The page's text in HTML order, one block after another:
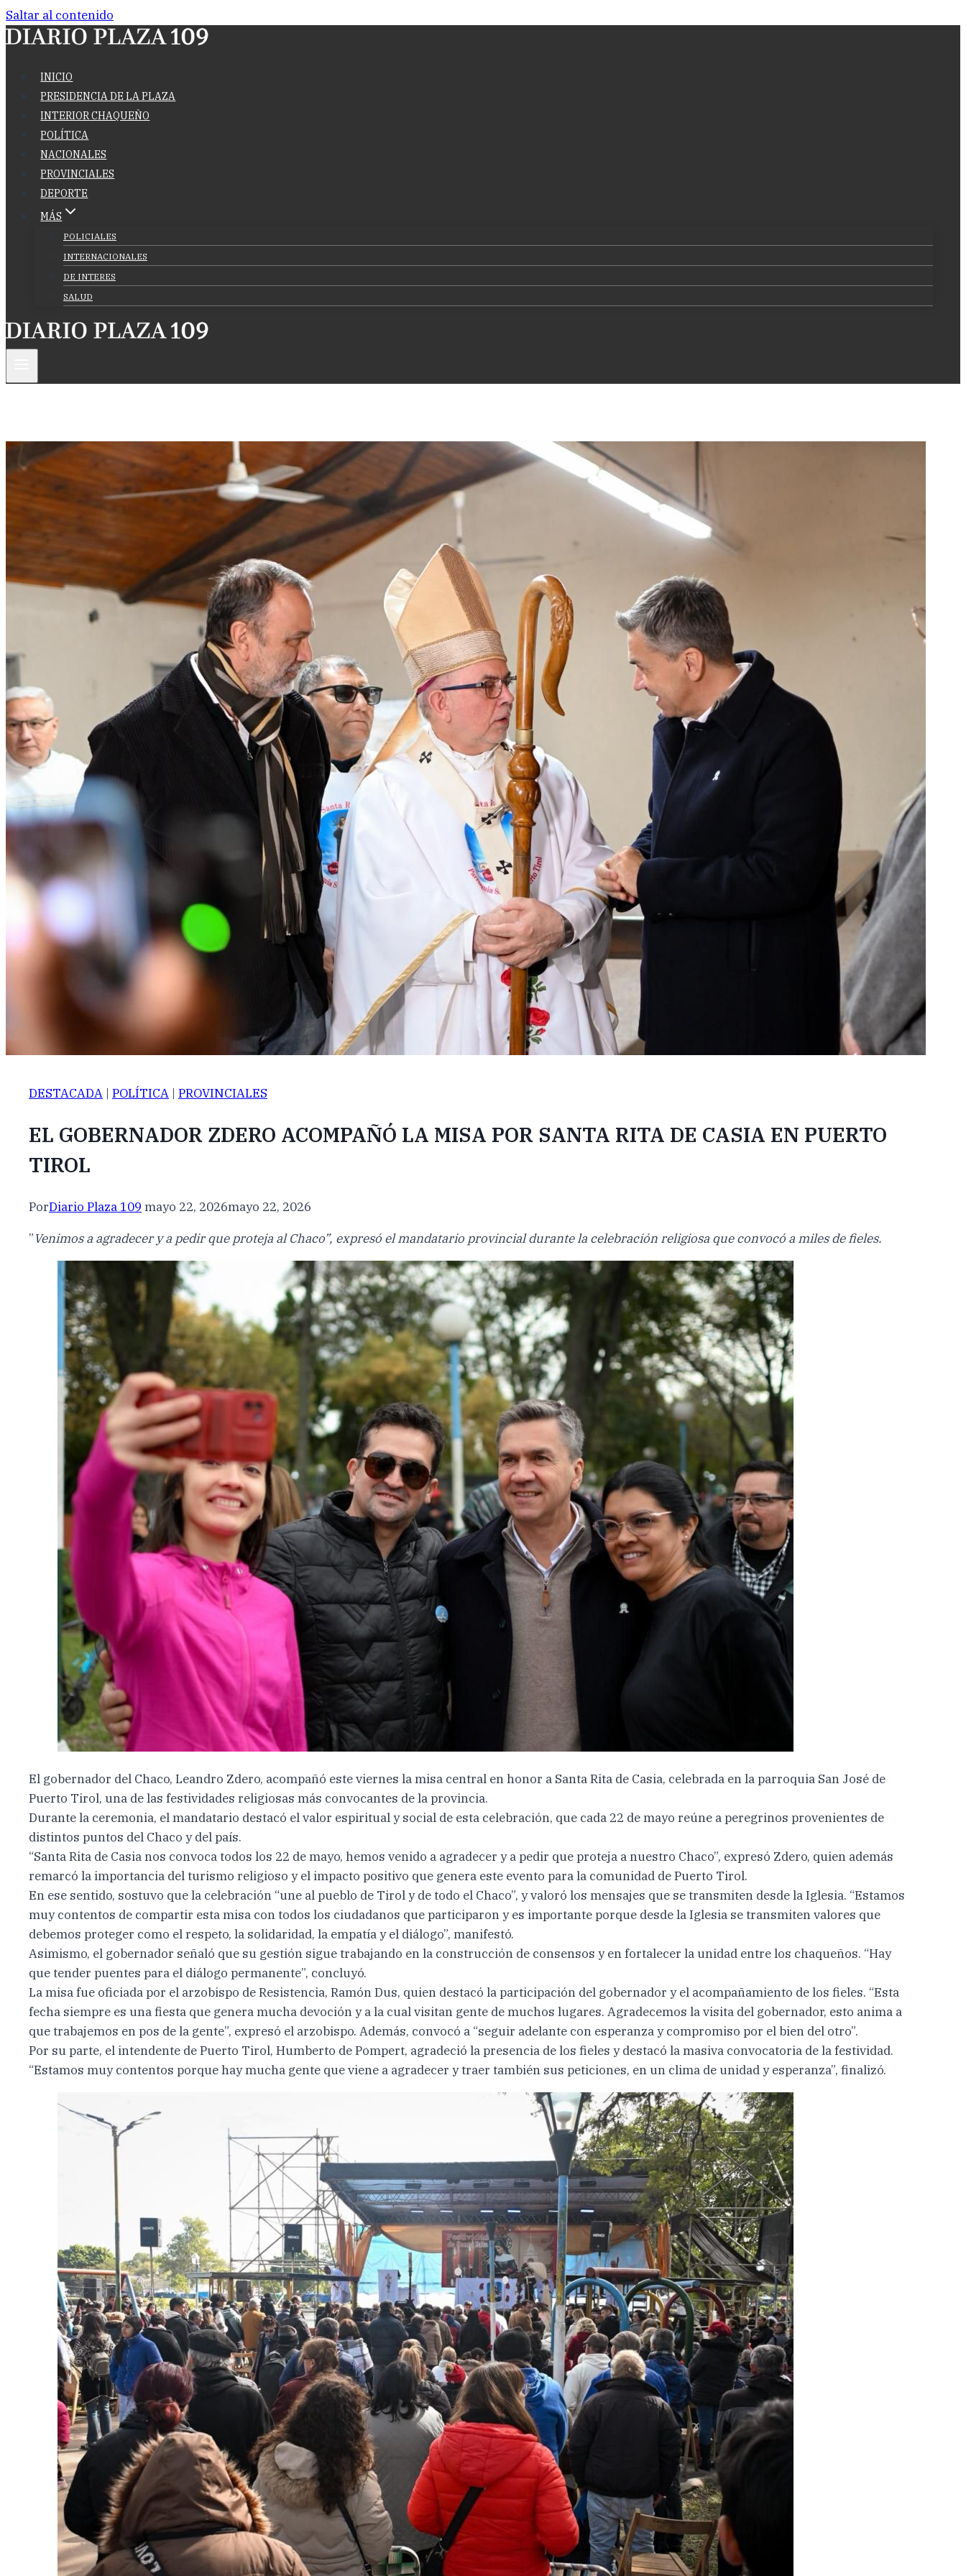
Saltar al contenido
INICIO
PRESIDENCIA DE LA PLAZA
INTERIOR CHAQUEÑO
POLÍTICA
NACIONALES
PROVINCIALES
DEPORTE
MÁS
POLICIALES
INTERNACIONALES
DE INTERES
SALUD
DESTACADA | POLÍTICA | PROVINCIALES
EL GOBERNADOR ZDERO ACOMPAÑÓ LA MISA POR SANTA RITA DE CASIA EN PUERTO
TIROL
PorDiario Plaza 109 mayo 22, 2026mayo 22, 2026
”Venimos a agradecer y a pedir que proteja al Chaco”, expresó el mandatario provincial durante la celebración religiosa que convocó a miles de fieles.
El gobernador del Chaco, Leandro Zdero, acompañó este viernes la misa central en honor a Santa Rita de Casia, celebrada en la parroquia San José de
Puerto Tirol, una de las festividades religiosas más convocantes de la provincia.
Durante la ceremonia, el mandatario destacó el valor espiritual y social de esta celebración, que cada 22 de mayo reúne a peregrinos provenientes de
distintos puntos del Chaco y del país.
“Santa Rita de Casia nos convoca todos los 22 de mayo, hemos venido a agradecer y a pedir que proteja a nuestro Chaco”, expresó Zdero, quien además
remarcó la importancia del turismo religioso y el impacto positivo que genera este evento para la comunidad de Puerto Tirol.
En ese sentido, sostuvo que la celebración “une al pueblo de Tirol y de todo el Chaco”, y valoró los mensajes que se transmiten desde la Iglesia. “Estamos
muy contentos de compartir esta misa con todos los ciudadanos que participaron y es importante porque desde la Iglesia se transmiten valores que
debemos proteger como el respeto, la solidaridad, la empatía y el diálogo”, manifestó.
Asimismo, el gobernador señaló que su gestión sigue trabajando en la construcción de consensos y en fortalecer la unidad entre los chaqueños. “Hay
que tender puentes para el diálogo permanente”, concluyó.
La misa fue oficiada por el arzobispo de Resistencia, Ramón Dus, quien destacó la participación del gobernador y el acompañamiento de los fieles. “Esta
fecha siempre es una fiesta que genera mucha devoción y a la cual visitan gente de muchos lugares. Agradecemos la visita del gobernador, esto anima a
que trabajemos en pos de la gente”, expresó el arzobispo. Además, convocó a “seguir adelante con esperanza y compromiso por el bien del otro”.
Por su parte, el intendente de Puerto Tirol, Humberto de Pompert, agradeció la presencia de los fieles y destacó la masiva convocatoria de la festividad.
“Estamos muy contentos porque hay mucha gente que viene a agradecer y traer también sus peticiones, en un clima de unidad y esperanza”, finalizó.